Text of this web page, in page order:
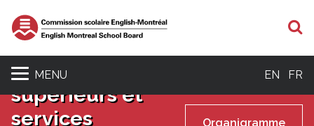
MENU EN FR
Cadres
supérieurs et
services
Organigramme